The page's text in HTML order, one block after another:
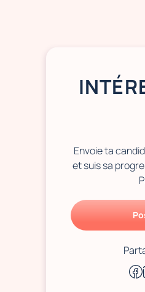
Envoie ta
et suis sa